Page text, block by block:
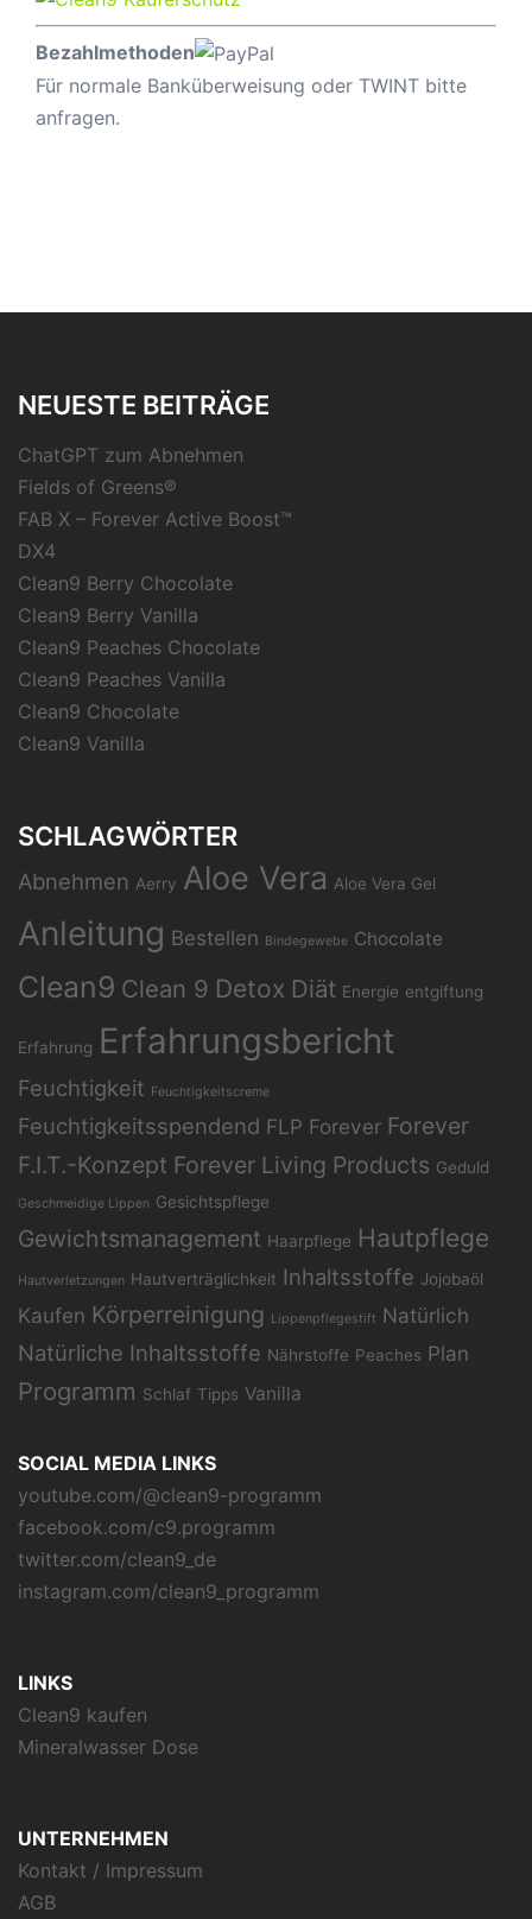
Bezahlmethoden
Für normale Banküberweisung oder TWINT bitte
anfragen.
NEUESTE BEITRÄGE
ChatGPT zum Abnehmen
Fields of Greens®
FAB X – Forever Active Boost™
DX4
Clean9 Berry Chocolate
Clean9 Berry Vanilla
Clean9 Peaches Chocolate
Clean9 Peaches Vanilla
Clean9 Chocolate
Clean9 Vanilla
SCHLAGWÖRTER
Abnehmen Aerry Aloe Vera Aloe Vera Gel
Anleitung Bestellen Bindegewebe Chocolate
Clean9 Clean 9 Detox Diät Energie entgiftung
Erfahrung Erfahrungsbericht
Feuchtigkeit Feuchtigkeitscreme
Feuchtigkeitsspendend FLP Forever Forever
F.I.T.-Konzept Forever Living Products Geduld
Geschmeidige Lippen Gesichtspflege
Gewichtsmanagement Haarpflege Hautpflege
Hautverletzungen Hautverträglichkeit Inhaltsstoffe Jojobaöl
Kaufen Körperreinigung Lippenpflegestift Natürlich
Natürliche Inhaltsstoffe Nährstoffe Peaches Plan
Programm Schlaf Tipps Vanilla
SOCIAL MEDIA LINKS
youtube.com/@clean9-programm
facebook.com/c9.programm
twitter.com/clean9_de
instagram.com/clean9_programm
LINKS
Clean9 kaufen
Mineralwasser Dose
UNTERNEHMEN
Kontakt / Impressum
AGB